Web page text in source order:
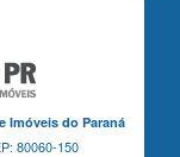
Imóveis do Paraná
80060-150